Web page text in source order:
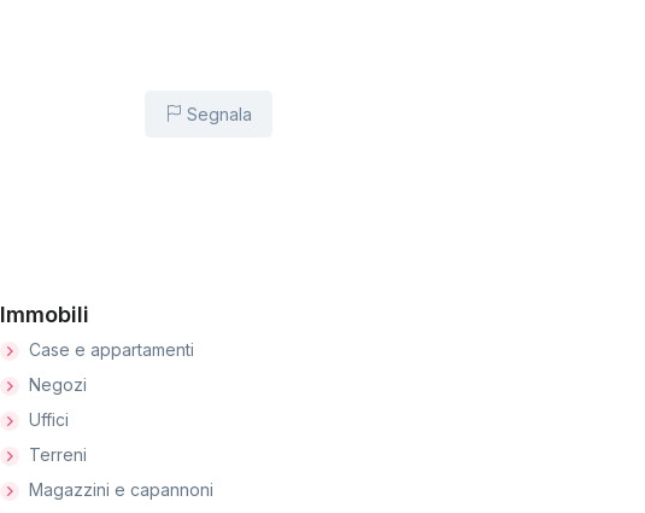
Segnala
Immobili
Case e appartamenti
Negozi
Uffici
Terreni
Magazzini e capannoni